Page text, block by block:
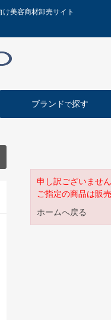
美容商材卸売サイト
ブランドで探す
申し訳ございません
ご指定の商品は販
ホームへ戻る